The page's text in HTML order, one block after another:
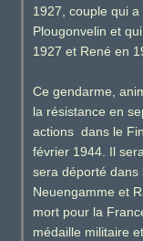
1927, couple qui
Plougonvelin et
1927 et René en
Ce gendarme,
la résistance en
actions dans le
février 1944. Il
sera déporté dans
Neuengamme et
mort pour la
médaille militaire